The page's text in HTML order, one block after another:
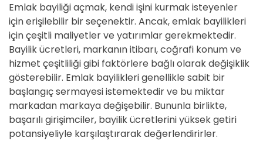
Emlak bayiliği açmak, kendi işini kurmak isteyenler
için erişilebilir bir seçenektir. Ancak, emlak bayilikleri
için çeşitli maliyetler ve yatırımlar gerekmektedir.
Bayilik ücretleri, markanın itibarı, coğrafi konum ve
hizmet çeşitliliği gibi faktörlere bağlı olarak değişiklik
gösterebilir. Emlak bayilikleri genellikle sabit bir
başlangıç sermayesi istemektedir ve bu miktar
markadan markaya değişebilir. Bununla birlikte,
başarılı girişimciler, bayilik ücretlerini yüksek getiri
potansiyeliyle karşılaştırarak değerlendirirler.